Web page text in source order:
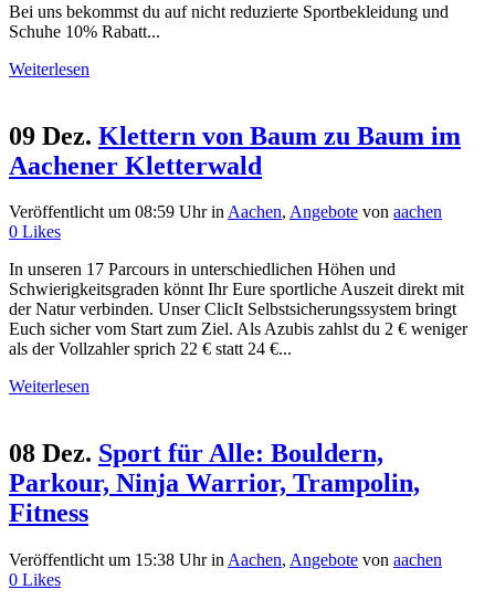
Bei uns bekommst du auf nicht reduzierte Sportbekleidung und
Schuhe 10% Rabatt...
Weiterlesen
09 Dez. Klettern von Baum zu Baum im
Aachener Kletterwald
Veröffentlicht um 08:59 UhrinAachen, Angebote von aachen
0 Likes
In unseren 17 Parcours in unterschiedlichen Höhen und
Schwierigkeitsgraden könnt Ihr Eure sportliche Auszeit direkt mit
der Natur verbinden. Unser ClicIt Selbstsicherungssystem bringt
Euch sicher vom Start zum Ziel. Als Azubis zahlst du 2 € weniger
als der Vollzahler sprich 22 € statt 24 €...
Weiterlesen
08 Dez. Sport für Alle: Bouldern,
Parkour, Ninja Warrior, Trampolin,
Fitness
Veröffentlicht um 15:38 Uhrin Aachen, Angebote von aachen
0 Likes